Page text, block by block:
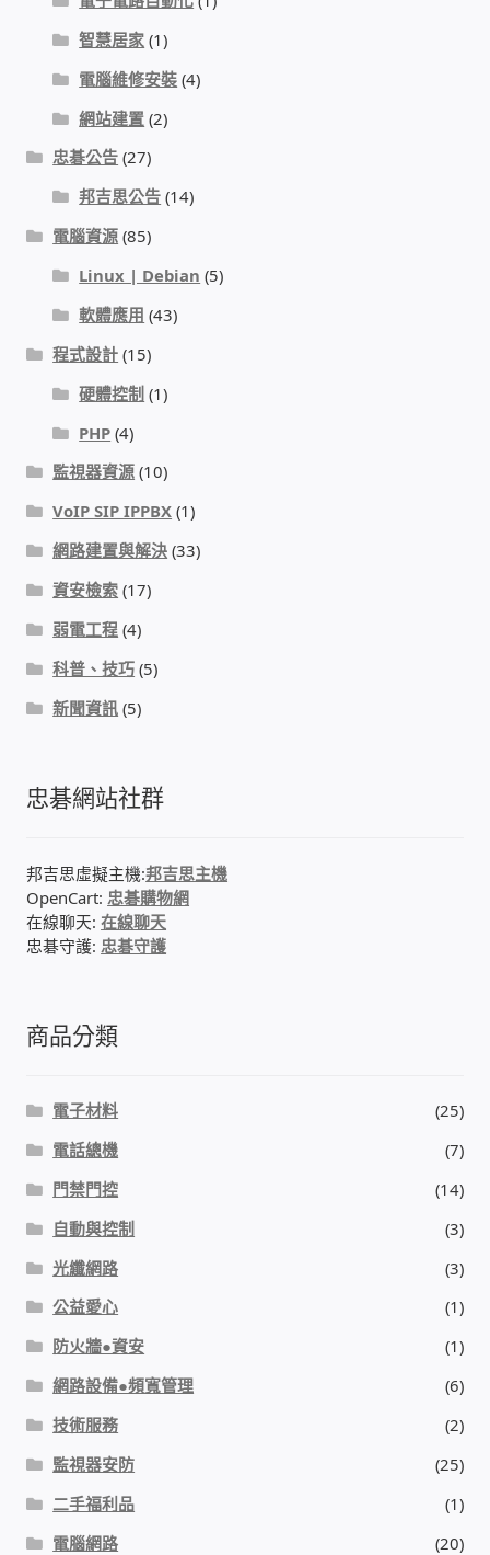
智慧居家 (1)
電腦維修安裝 (4)
網站建置 (2)
忠碁公告 (27)
邦吉思公告 (14)
電腦資源 (85)
Linux | Debian (5)
軟體應用 (43)
程式設計 (15)
硬體控制 (1)
PHP (4)
監視器資源 (10)
VoIP SIP IPPBX (1)
網路建置與解決 (33)
資安檢索 (17)
弱電工程 (4)
科普、技巧 (5)
新聞資訊 (5)
忠碁網站社群
邦吉思虛擬主機:邦吉思主機
OpenCart: 忠碁購物網
在線聊天:在線聊天
忠碁守護: 忠碁守護
商品分類
電子材料
(25)
電話總機
(7)
門禁門控
(14)
自動與控制
(3)
光纖網路
(3)
公益愛心
(1)
防火牆●資安
(1)
網路設備●頻寬管理
(6)
技術服務
(2)
監視器安防
(25)
二手福利品
(1)
電腦網路
(20)